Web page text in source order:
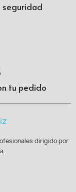
seguridad
tu pedido
dirigido por